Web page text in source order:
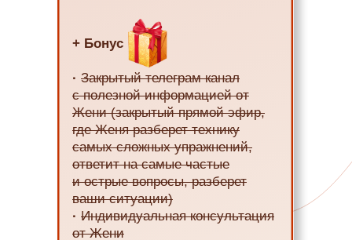
+ Бонус
· Закрытый телеграм канал
с полезной информацией от
Жени (закрытый прямой эфир,
где Женя разберет технику
самых сложных упражнений,
ответит на самые частые
и острые вопросы, разберет
ваши ситуации)
· Индивидуальная консультация
от Жени